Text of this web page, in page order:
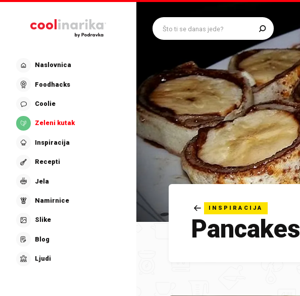
Naslovnica
Foodhacks
Coolie
Zeleni kutak
Inspiracija
Recepti
Jela
Namirnice
Slike
Blog
Ljudi
INSPIRACIJA
Pancakes
Što ti se danas jede?